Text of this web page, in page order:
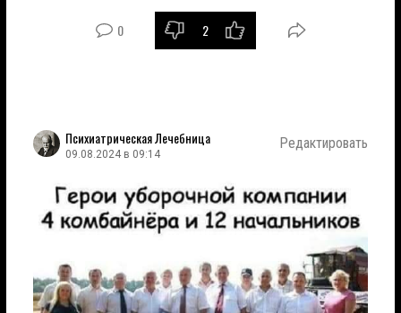
0 2
Психиатрическая Лечебница
09.08.2024 в 09:14
Редактировать